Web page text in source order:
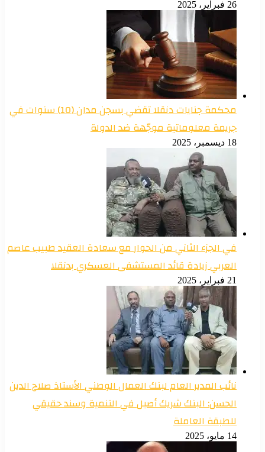
26 فبراير، 2025
محكمة جنايات دنقلا تقضي بسجن مدان (10) سنوات في
جريمة معلوماتية موجّهة ضد الدولة
18 ديسمبر، 2025
في الجزء الثاني من الحوار مع سعادة العقيد طبيب عاصم
العربي زيادة قائد المستشفى العسكري بدنقلا
نائب المدير العام لبنك العمال الوطني الأستاذ صلاح الدين
الحسن: البنك شريك أصيل في التنمية وسند حقيقي
للطبقة العاملة
14 مايو، 2025